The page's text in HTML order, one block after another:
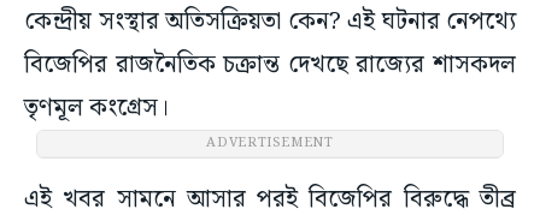
কেন্দ্রীয় সংস্থার অতিসক্রিয়তা কেন? এই ঘটনার নেপথ্যে
বিজেপির রাজনৈতিক চক্রান্ত দেখছে রাজ্যের শাসকদল
তৃণমূল কংগ্রেস।
ADVERTISEMENT
এই খবর সামনে আসার পরই বিজেপির বিরুদ্ধে তীব্র